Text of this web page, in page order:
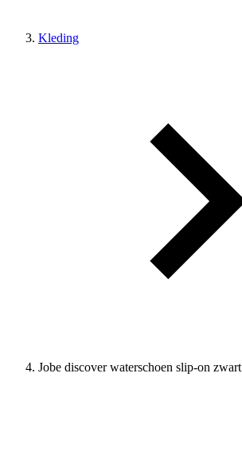
Kleding
Jobe discover waterschoen slip-on zwart